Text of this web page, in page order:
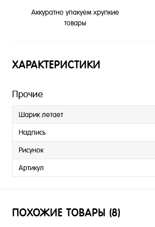
Аккуратно упакуем хрупкие
товары
ХАРАКТЕРИСТИКИ
Прочие
Шарик летает
Надпись
Рисунок
Артикул
ПОХОЖИЕ ТОВАРЫ (8)